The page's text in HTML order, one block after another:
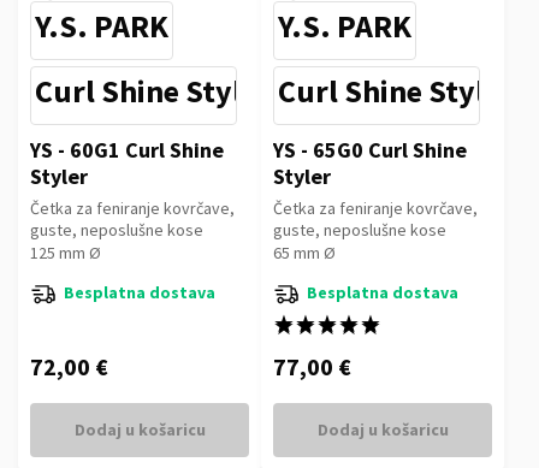
Y.S. PARK
Curl Shine Styler Super G
YS - 60G1 Curl Shine
Styler
Četka za feniranje kovrčave,
guste, neposlušne kose
125 mm Ø
Besplatna dostava
72,00 €
Dodaj u košaricu
Y.S. PARK
Curl Shine Styler
YS - 65G0 Curl Shine
Styler
Četka za feniranje kovrčave,
guste, neposlušne kose
65 mm Ø
Besplatna dostava
★★★★★
★★★★★
77,00 €
Dodaj u košaricu